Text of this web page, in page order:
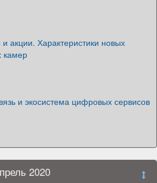
акции. Характеристики новых
камер
и экосистема цифровых сервисов
2020